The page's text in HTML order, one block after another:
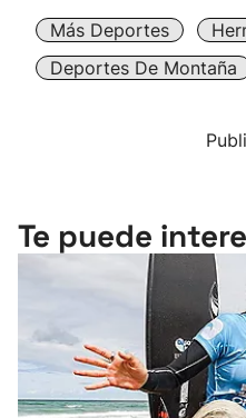
"Helmuga"
Más Deportes
Deportes De Montaña
Te puede